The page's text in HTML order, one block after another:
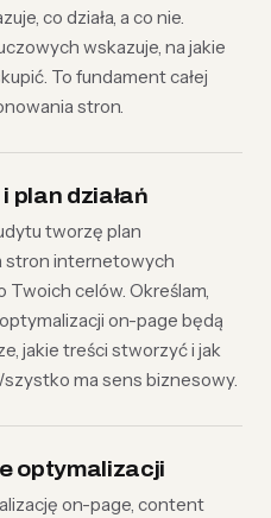
co działa, a co nie.
wskazuje, na jakie
To fundament całej
stron.
plan działań
tworzę plan
stron internetowych
celów. Określam,
on-page będą
jakie treści stworzyć i jak
ma sens biznesowy.
optymalizacji
on-page, content